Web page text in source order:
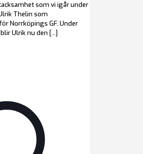
som vi igår under
Thelin som
Norrköpings GF. Under
Ulrik nu den […]